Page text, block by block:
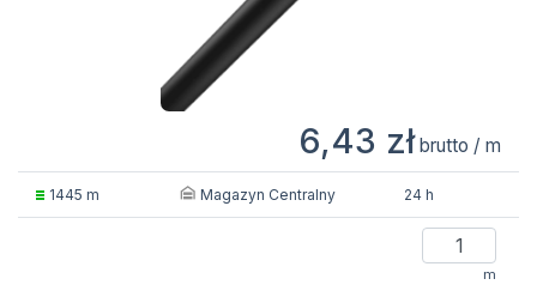
6,43 zł brutto / m
1445 m Magazyn Centralny 24 h
m